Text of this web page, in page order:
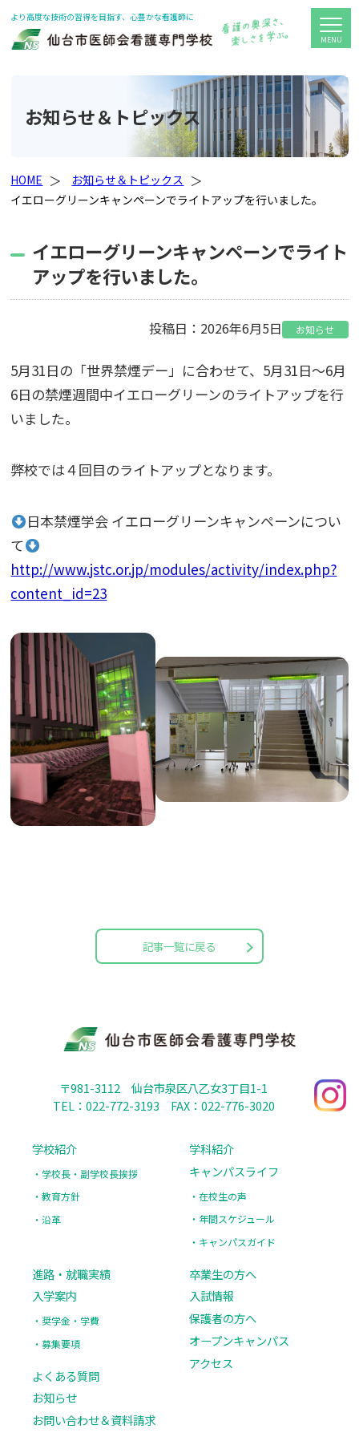
より高度な技術の習得を目指す、心豊かな看護師に
お知らせ＆トピックス
HOME
お知らせ＆トピックス
イエローグリーンキャンペーンでライトアップを行いました。
イエローグリーンキャンペーンでライト
アップを行いました。
投稿日：2026年6月5日 お知らせ
5月31日の「世界禁煙デー」に合わせて、5月31日～6月
6日の禁煙週間中イエローグリーンのライトアップを行
いました。
弊校では４回目のライトアップとなります。
日本禁煙学会 イエローグリーンキャンペーンについ
て
http://www.jstc.or.jp/modules/activity/index.php?
content_id=23
記事一覧に戻る
〒981-3112 仙台市泉区八乙女3丁目1-1
TEL：022-772-3193 FAX：022-776-3020
学校紹介
学校長・副学校長挨拶
教育方針
沿革
学科紹介
キャンパスライフ
在校生の声
年間スケジュール
キャンパスガイド
進路・就職実績
入学案内
奨学金・学費
募集要項
よくある質問
卒業生の方へ
入試情報
保護者の方へ
オープンキャンパス
アクセス
お知らせ
お問い合わせ＆資料請求